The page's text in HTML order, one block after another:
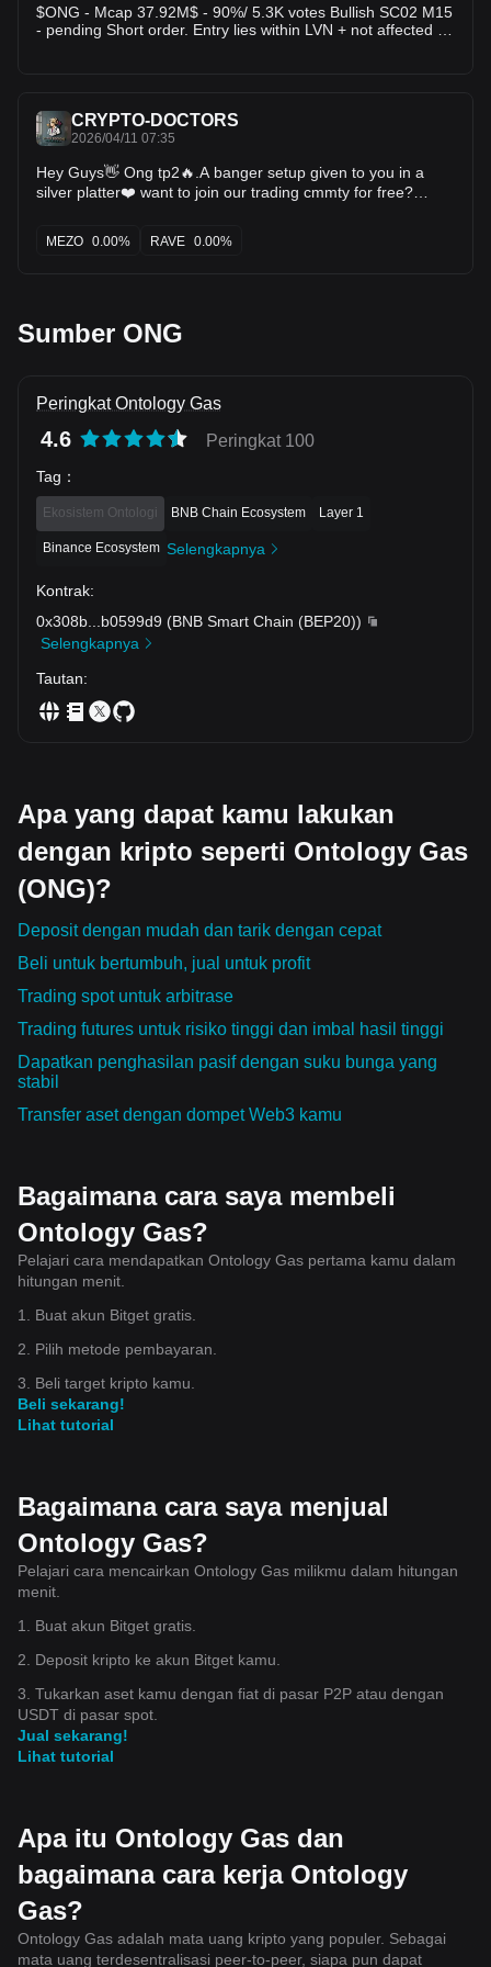
$ONG - Mcap 37.92M$ - 90%/ 5.3K votes Bullish SC02 M15
- pending Short order. Entry lies within LVN + not affected by
high probability that the trend will reverse to the upside.
#TradingSetup #CryptoInsights
CRYPTO-DOCTORS
2026/04/11 07:35
Hey Guys👋 Ong tp2🔥.A banger setup given to you in a
silver platter❤️ want to join our trading cmmty for free?
MEZO 0.00% RAVE 0.00%
Sumber ONG
Peringkat Ontology Gas
4.6 Peringkat 100
Tag ：
Ekosistem Ontologi BNB Chain Ecosystem Layer 1
Binance Ecosystem Selengkapnya
Kontrak:
0x308b
b0599d9 (BNB Smart Chain (BEP20))
Selengkapnya
Tautan:
Apa yang dapat kamu lakukan
dengan kripto seperti Ontology Gas
(ONG)?
Deposit dengan mudah dan tarik dengan cepat
Beli untuk bertumbuh, jual untuk profit
Trading spot untuk arbitrase
Trading futures untuk risiko tinggi dan imbal hasil tinggi
Dapatkan penghasilan pasif dengan suku bunga yang
stabil
Transfer aset dengan dompet Web3 kamu
Bagaimana cara saya membeli
Ontology Gas?
Pelajari cara mendapatkan Ontology Gas pertama kamu dalam
hitungan menit.
1. Buat akun Bitget gratis.
2. Pilih metode pembayaran.
3. Beli target kripto kamu.
Beli sekarang!
Lihat tutorial
Bagaimana cara saya menjual
Ontology Gas?
Pelajari cara mencairkan Ontology Gas milikmu dalam hitungan
menit.
1. Buat akun Bitget gratis.
2. Deposit kripto ke akun Bitget kamu.
3. Tukarkan aset kamu dengan fiat di pasar P2P atau dengan
USDT di pasar spot.
Jual sekarang!
Lihat tutorial
Apa itu Ontology Gas dan
bagaimana cara kerja Ontology
Gas?
Ontology Gas adalah mata uang kripto yang populer. Sebagai
mata uang terdesentralisasi peer-to-peer, siapa pun dapat